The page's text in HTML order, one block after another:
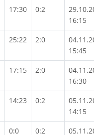
17:30 0:2
16:15
25:22 2:0
15:45
17:15 2:0
16:30
14:23 0:2
14:15
0:0 0:2